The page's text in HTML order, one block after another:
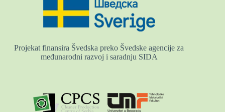
Projekat finansira Švedska preko Švedske agencije za
međunarodni razvoj i saradnju SIDA